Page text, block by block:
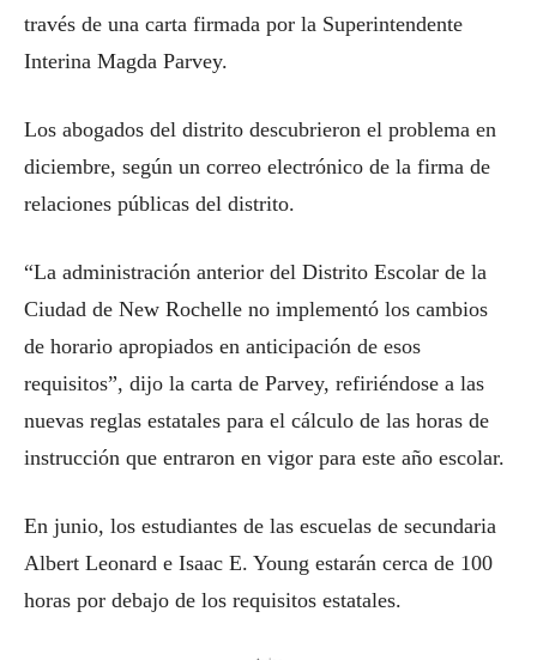
través de una carta firmada por la Superintendente
Interina Magda Parvey.
Los abogados del distrito descubrieron el problema en
diciembre, según un correo electrónico de la firma de
relaciones públicas del distrito.
“La administración anterior del Distrito Escolar de la
Ciudad de New Rochelle no implementó los cambios
de horario apropiados en anticipación de esos
requisitos”, dijo la carta de Parvey, refiriéndose a las
nuevas reglas estatales para el cálculo de las horas de
instrucción que entraron en vigor para este año escolar.
En junio, los estudiantes de las escuelas de secundaria
Albert Leonard e Isaac E. Young estarán cerca de 100
horas por debajo de los requisitos estatales.